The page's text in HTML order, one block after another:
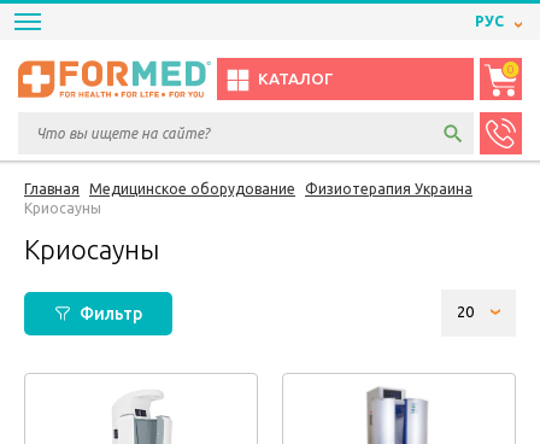
РУС
КАТАЛОГ
0
Главная Медицинское оборудование
Физиотерапия Украина
Криосауны
Криосауны
Фильтр